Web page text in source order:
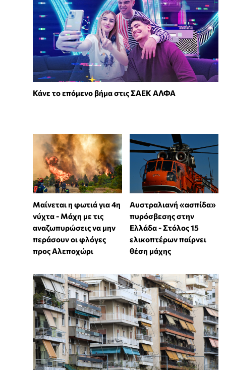
Κάνε το επόμενο βήμα στις ΣΑΕΚ ΑΛΦΑ
Μαίνεται η φωτιά για 4η
νύχτα - Μάχη με τις
αναζωπυρώσεις να μην
περάσουν οι φλόγες
προς Αλεποχώρι
Αυστραλιανή «ασπίδα»
πυρόσβεσης στην
Ελλάδα - Στόλος 15
ελικοπτέρων παίρνει
θέση μάχης